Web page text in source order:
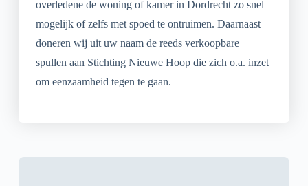
overledene de woning of kamer in Dordrecht zo snel
mogelijk of zelfs met spoed te ontruimen. Daarnaast
doneren wij uit uw naam de reeds verkoopbare
spullen aan Stichting Nieuwe Hoop die zich o.a. inzet
om eenzaamheid tegen te gaan.